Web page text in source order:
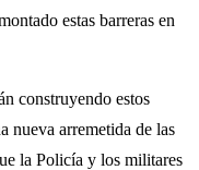
estas barreras en
construyendo estos
nueva arremetida de las
la Policía y los militares